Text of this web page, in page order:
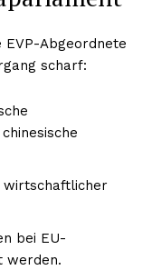
EVP-Abgeordnete
scharf:
wirtschaftlicher
bei EU-
werden.